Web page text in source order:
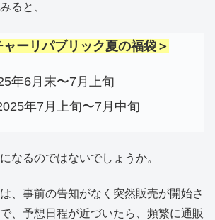
ると、
ャーリパブリック夏の福袋＞
年6月末〜7月上旬
年7月上旬〜7月中旬
なるのではないでしょうか。
、事前の告知がなく突然販売が開始さ
、予想日程が近づいたら、頻繁に通販